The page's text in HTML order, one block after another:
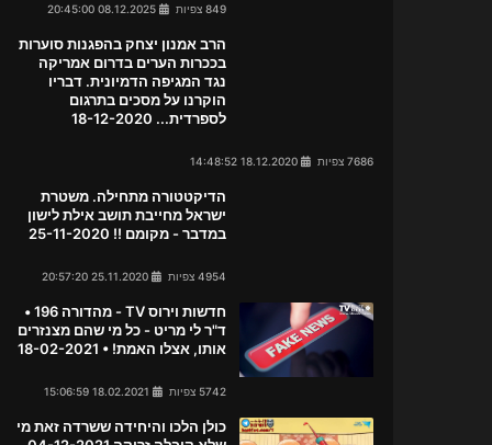
849 צפיות
הרב אמנון יצחק בהפגנות סוערות
בככרות הערים בדרום אמריקה
נגד המגיפה הדמיונית. דבריו
הוקרנו על מסכים בתרגום
לספרדית... 18-12-2020
7686 צפיות
הדיקטטורה מתחילה. משטרת
ישראל מחייבת תושב אילת לישון
במדבר - מקומם !! 25-11-2020
4954 צפיות
חדשות וירוס TV - מהדורה 196 •
ד"ר לי מריט - כל מי שהם מצנזרים
אותו, אצלו האמת! • 18-02-2021
5742 צפיות
כולן הלכו והיחידה ששרדה זאת מי